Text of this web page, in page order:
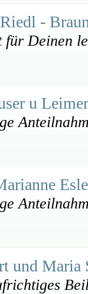
-
Deinen
u
und